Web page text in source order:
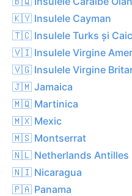
🇰🇾 Insulele Cayman
🇹🇨 Insulele Turks și
🇻🇮 Insulele Virgine
🇻🇬 Insulele Virgine
🇯🇲 Jamaica
🇲🇶 Martinica
🇲🇽 Mexic
🇲🇸 Montserrat
🇳🇱 Netherlands Antilles
🇳🇮 Nicaragua
🇵🇦 Panama